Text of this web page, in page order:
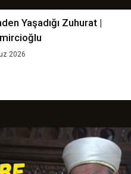
Yaşadığı Zuhurat |
2026